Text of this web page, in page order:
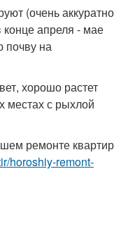
(очень аккуратно
апреля - мае
почву на
хорошо растет
местах с рыхлой
ремонте квартир
horoshiy-remont-